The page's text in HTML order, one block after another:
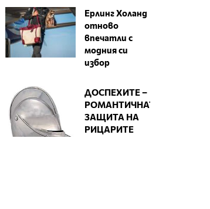
Ерлинг Холанд
отново
впечатли с
модния си
избор
ДОСПЕХИТЕ –
РОМАНТИЧНАТА
ЗАЩИТА НА
РИЦАРИТЕ